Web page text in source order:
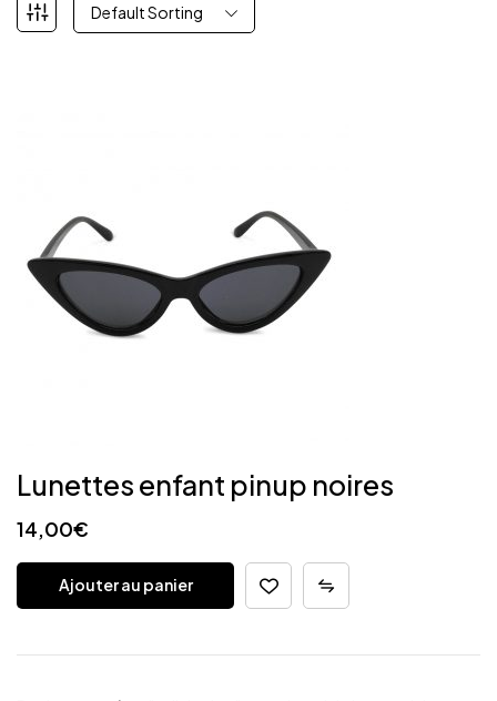
Default Sorting
Lunettes enfant pinup noires
14,00€
Ajouter au panier